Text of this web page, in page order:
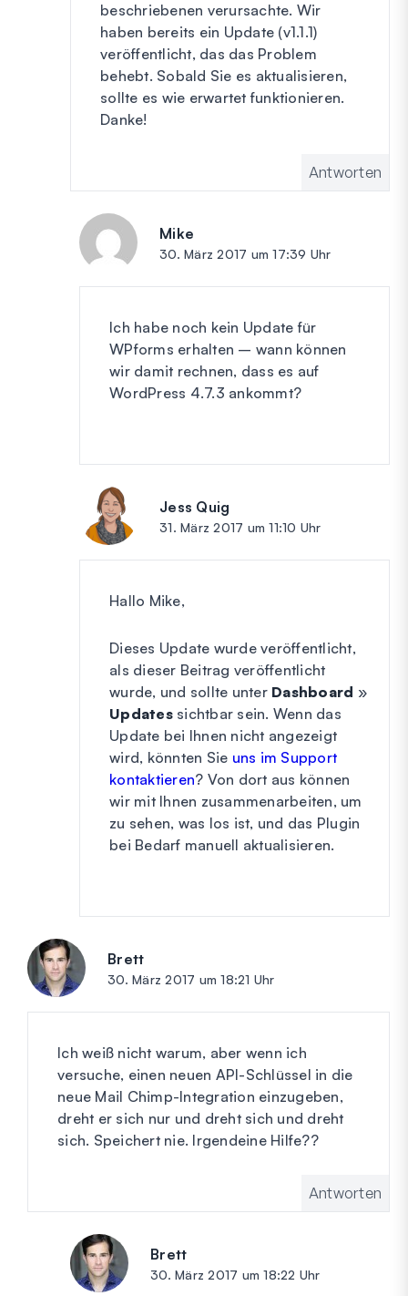
beschriebenen verursachte. Wir
haben bereits ein Update (v1.1.1)
veröffentlicht, das das Problem
behebt. Sobald Sie es aktualisieren,
sollte es wie erwartet funktionieren.
Danke!
Antworten
Mike
30. März 2017 um 17:39 Uhr
Ich habe noch kein Update für
WPforms erhalten – wann können
wir damit rechnen, dass es auf
WordPress 4.7.3 ankommt?
Jess Quig
31. März 2017 um 11:10 Uhr
Hallo Mike,
Dieses Update wurde veröffentlicht,
als dieser Beitrag veröffentlicht
wurde, und sollte unter Dashboard »
Updatessichtbar sein. Wenn das
Update bei Ihnen nicht angezeigt
wird, könnten Sie uns im Support
kontaktieren? Von dort aus können
wir mit Ihnen zusammenarbeiten, um
zu sehen, was los ist, und das Plugin
bei Bedarf manuell aktualisieren.
Brett
30. März 2017 um 18:21 Uhr
Ich weiß nicht warum, aber wenn ich
versuche, einen neuen API-Schlüssel in die
neue Mail Chimp-Integration einzugeben,
dreht er sich nur und dreht sich und dreht
sich. Speichert nie. Irgendeine Hilfe??
Antworten
Brett
30. März 2017 um 18:22 Uhr